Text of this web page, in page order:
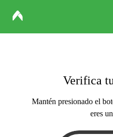
Verifica
Mantén presionado el
eres